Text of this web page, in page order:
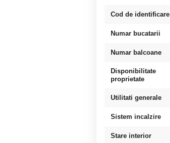
Cod de identificare
Numar bucatarii
Numar balcoane
Disponibilitate
proprietate
Utilitati generale
Sistem incalzire
Stare interior